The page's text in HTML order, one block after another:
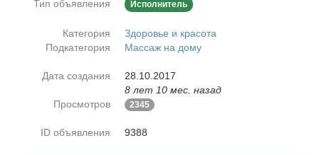
Тип объявления Исполнитель
Категория
Здоровье и красота
Подкатегория
Массаж на дому
Дата создания
28.10.2017
8 лет 10 мес. назад
Просмотров
2345
ID объявления 9388